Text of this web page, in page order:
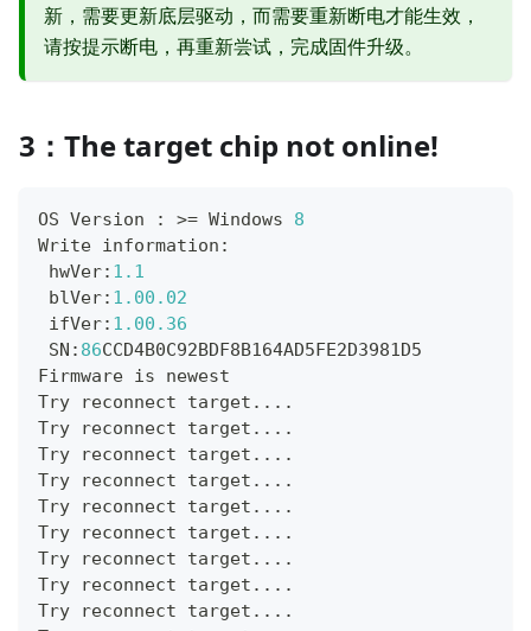
新，需要更新底层驱动，而需要重新断电才能生效，
请按提示断电，再重新尝试，完成固件升级。
3：The target chip not online!
OS Version : >= Windows 8
Write information :
hwVer: 1.1
blVer: 1.00 .02
ifVer: 1.00 .36
SN : 86CCD4B0C92BDF8B164AD5FE2D3981D5
Firmware is newest
Try reconnect target . . . .
Try reconnect target . . . .
Try reconnect target . . . .
Try reconnect target . . . .
Try reconnect target . . . .
Try reconnect target . . . .
Try reconnect target . . . .
Try reconnect target . . . .
Try reconnect target . . . .